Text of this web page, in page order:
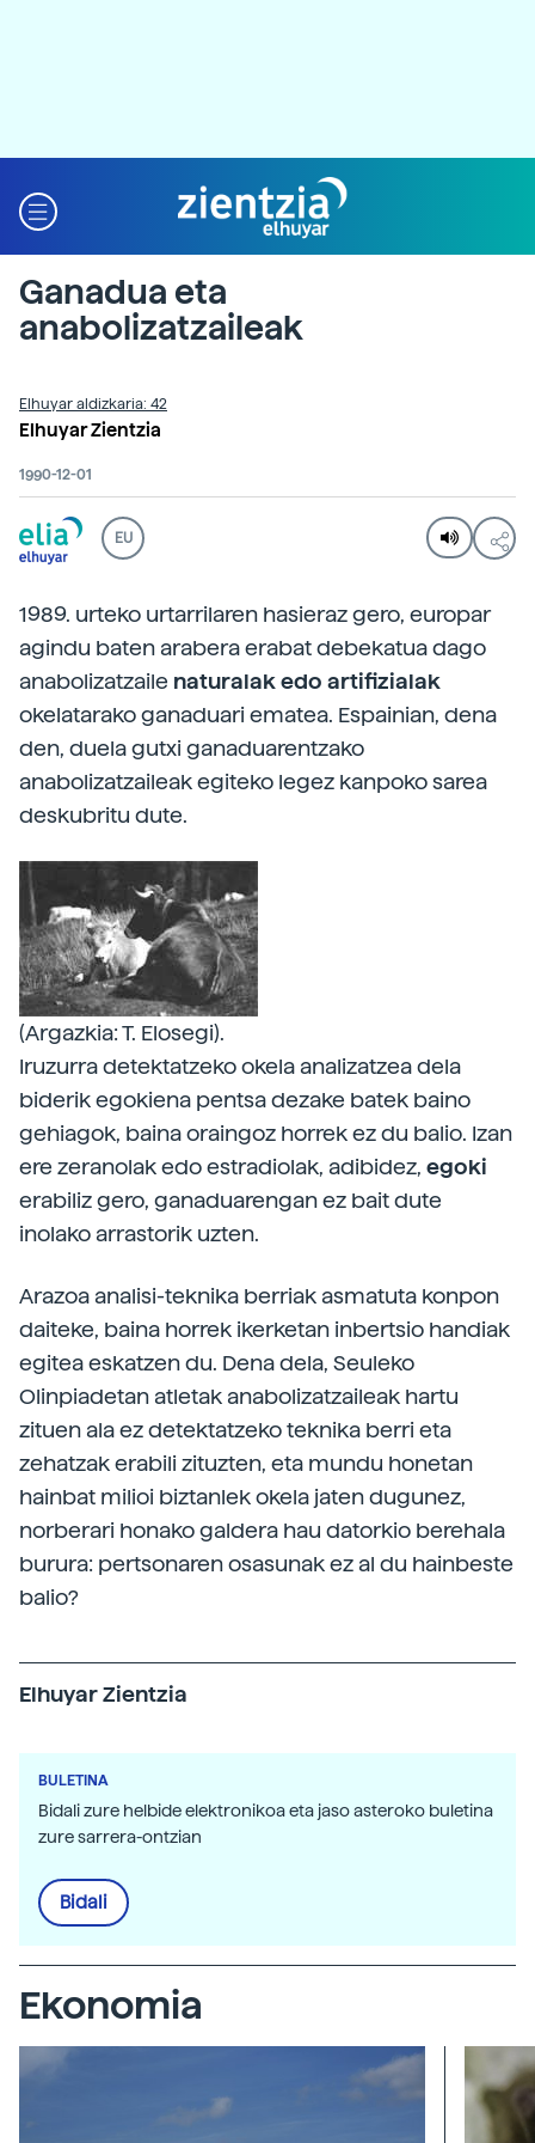
Ganadua eta
anabolizatzaileak
Elhuyar aldizkaria: 42
Elhuyar Zientzia
1990-12-01
EU
1989. urteko urtarrilaren hasieraz gero, europar
agindu baten arabera erabat debekatua dago
anabolizatzaile naturalak edo artifizialak
okelatarako ganaduari ematea. Espainian, dena
den, duela gutxi ganaduarentzako
anabolizatzaileak egiteko legez kanpoko sarea
deskubritu dute.
(Argazkia: T. Elosegi).
Iruzurra detektatzeko okela analizatzea dela
biderik egokiena pentsa dezake batek baino
gehiagok, baina oraingoz horrek ez du balio. Izan
ere zeranolak edo estradiolak, adibidez, egoki
erabiliz gero, ganaduarengan ez bait dute
inolako arrastorik uzten.
Arazoa analisi-teknika berriak asmatuta konpon
daiteke, baina horrek ikerketan inbertsio handiak
egitea eskatzen du. Dena dela, Seuleko
Olinpiadetan atletak anabolizatzaileak hartu
zituen ala ez detektatzeko teknika berri eta
zehatzak erabili zituzten, eta mundu honetan
hainbat milioi biztanlek okela jaten dugunez,
norberari honako galdera hau datorkio berehala
burura: pertsonaren osasunak ez al du hainbeste
balio?
Elhuyar Zientzia
BULETINA
Bidali zure helbide elektronikoa eta jaso asteroko buletina
zure sarrera-ontzian
Bidali
Ekonomia